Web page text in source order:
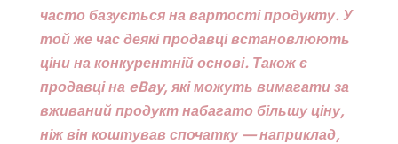
часто базується на вартості продукту. У
той же час деякі продавці встановлюють
ціни на конкурентній основі. Також є
продавці на eBay, які можуть вимагати за
вживаний продукт набагато більшу ціну,
ніж він коштував спочатку — наприклад,